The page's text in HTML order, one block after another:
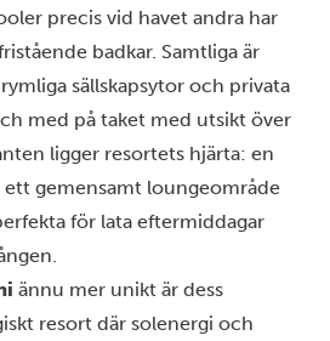
precis vid havet andra har
badkar. Samtliga är
sällskapsytor och privata
med på taket med utsikt över
ligger resortets hjärta: en
ett gemensamt loungeområde
för lata eftermiddagar
ännu mer unikt är dess
resort där solenergi och